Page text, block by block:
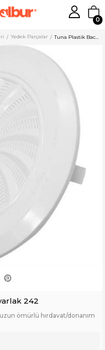
0
Yedek Parçalar
242
ömürlü hırdavat/donanım